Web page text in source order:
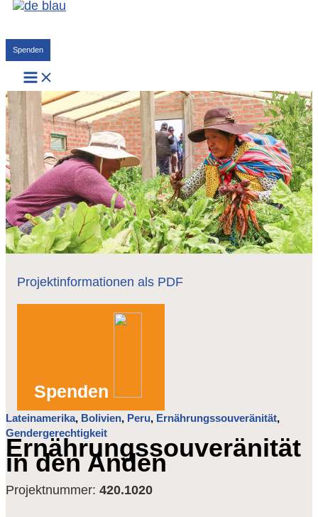
Zum
springen
Spenden
Projektinformationen als PDF
Spenden
Lateinamerika, Bolivien, Peru, Ernährungssouveränität,
Gendergerechtigkeit
Ernährungssouveränität
in den Anden
Projektnummer: 420.1020